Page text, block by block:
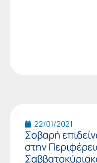
22/01/2021
Σοβαρή
στην